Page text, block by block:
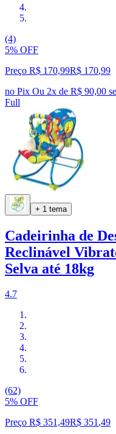
(4)
5% OFF
Preço R$ 170,99R$ 170,99
no Pix Ou 2x de R$ 90,00
Full
+ 1 tema
Cadeirinha de
Reclinável
Selva até 18kg
4.7
(62)
5% OFF
Preço R$ 351,49R$ 351,49